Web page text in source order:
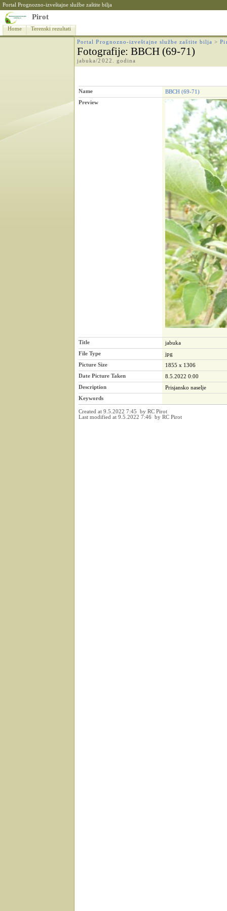
Portal Prognozno-izveštajne službe zaštite bilja
Pirot
Home Terenski rezultati
Portal Prognozno-izveštajne službe zaštite bilja >
Fotografije: BBCH (69-71)
jabuka/2022. godina
Name
BBCH (69-71)
Preview
Title
jabuka
File Type
jpg
Picture Size
1855 x 1306
Date Picture Taken
8.5.2022 0:00
Description
Prisjansko naselje
Keywords
Created at 9.5.2022 7:45 by RC Pirot
Last modified at 9.5.2022 7:46 by RC Pirot